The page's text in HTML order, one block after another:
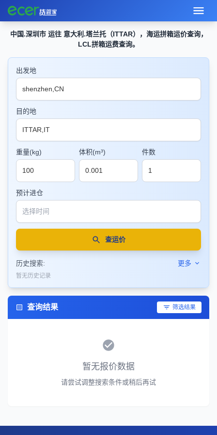
中国.深圳市 运往 意大利.塔兰托（ITTAR），海运拼箱运价查询，
LCL拼箱运费查询。
出发地
目的地
重量(kg) 体积(m³) 件数
预计进仓
查运价
历史搜索: 更多
暂无历史记录
查询结果 筛选结果
暂无报价数据
请尝试调整搜索条件或稍后再试